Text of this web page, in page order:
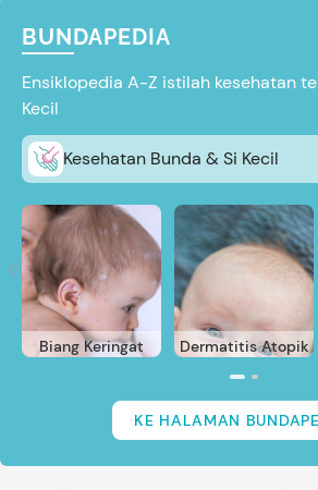
BUNDAPEDIA
Ensiklopedia A-Z istilah kesehatan
Kecil
Kesehatan Bunda & Si Kecil
Biang Keringat Dermatitis Atopik
KE HALAMAN